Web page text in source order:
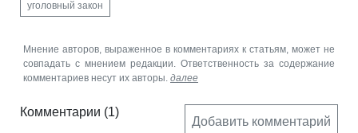
уголовный закон
Мнение авторов, выраженное в комментариях к статьям, может не
совпадать с мнением редакции. Ответственность за содержание
комментариев несут их авторы. далее
Комментарии (1)
Добавить комментарий